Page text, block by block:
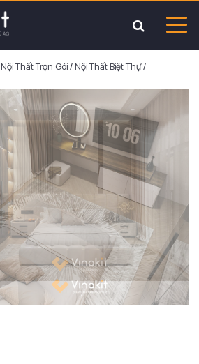
Nội Thất Trọn Gói/Nội Thất Biệt Thự/